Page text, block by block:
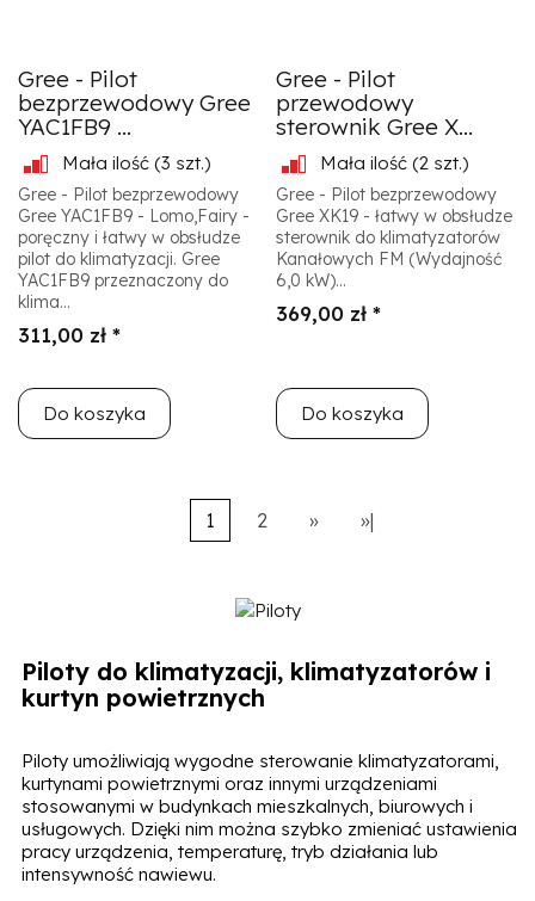
Gree - Pilot
bezprzewodowy Gree
YAC1FB9 ...
Mała ilość (3 szt.)
Gree - Pilot bezprzewodowy
Gree YAC1FB9 - Lomo,Fairy -
poręczny i łatwy w obsłudze
pilot do klimatyzacji. Gree
YAC1FB9 przeznaczony do
klima...
311,00 zł *
Do koszyka
Gree - Pilot
przewodowy
sterownik Gree X...
Mała ilość (2 szt.)
Gree - Pilot bezprzewodowy
Gree XK19 - łatwy w obsłudze
sterownik do klimatyzatorów
Kanałowych FM (Wydajność
6,0 kW)...
369,00 zł *
Do koszyka
1 2 » »|
Piloty do klimatyzacji, klimatyzatorów i
kurtyn powietrznych
Piloty umożliwiają wygodne sterowanie klimatyzatorami,
kurtynami powietrznymi oraz innymi urządzeniami
stosowanymi w budynkach mieszkalnych, biurowych i
usługowych. Dzięki nim można szybko zmieniać ustawienia
pracy urządzenia, temperaturę, tryb działania lub
intensywność nawiewu.